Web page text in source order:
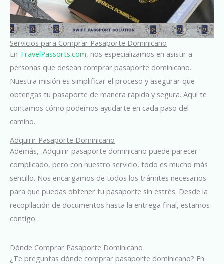
Servicios para Comprar Pasaporte Dominicano
En TravelPassorts.com, nos especializamos en asistir a
personas que desean comprar pasaporte dominicano.
Nuestra misión es simplificar el proceso y asegurar que
obtengas tu pasaporte de manera rápida y segura. Aquí te
contamos cómo podemos ayudarte en cada paso del
camino.
Adquirir Pasaporte Dominicano
Además, Adquirir pasaporte dominicano puede parecer
complicado, pero con nuestro servicio, todo es mucho más
sencillo. Nos encargamos de todos los trámites necesarios
para que puedas obtener tu pasaporte sin estrés. Desde la
recopilación de documentos hasta la entrega final, estamos
contigo.
Dónde Comprar Pasaporte Dominicano
¿Te preguntas dónde comprar pasaporte dominicano? En